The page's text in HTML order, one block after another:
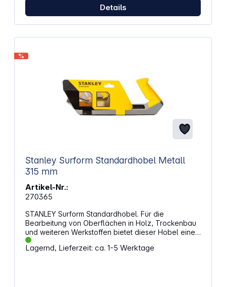
Details
%
Stanley Surform Standardhobel Metall
315 mm
Artikel-Nr.:
270365
STANLEY Surform Standardhobel. Für die
Bearbeitung von Oberflächen in Holz, Trockenbau
und weiteren Werkstoffen bietet dieser Hobel eine
praktische Lösung. Der Metallkorpus sorgt für eine
stabile Bauweise, während der feste Kunststoffgriff
Lagernd, Lieferzeit: ca. 1-5 Werktage